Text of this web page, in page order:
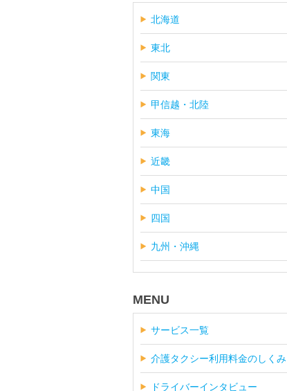
北海道
東北
関東
甲信越・北陸
東海
近畿
中国
四国
九州・沖縄
MENU
サービス一覧
介護タクシー利用料金のしくみ
ドライバーインタビュー